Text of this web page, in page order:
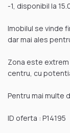
-1, disponibil la
Imobilul se vinde
dar mai ales
Zona este extrem
centru, cu
Pentru mai multe
ID oferta : P14195